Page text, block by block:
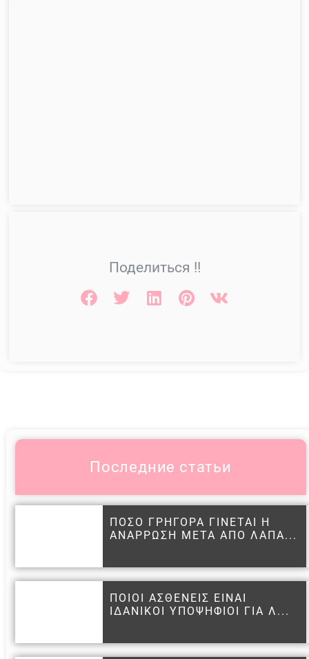
Поделиться !!
Последние статьи
ΠΟΣΟ ΓΡΗΓΟΡΑ ΓΙΝΕΤΑΙ Η
ΑΝΑΡΡΩΣΗ ΜΕΤΑ ΑΠΟ ΛΑΠΑ...
ΠΟΙΟΙ ΑΣΘΕΝΕΙΣ ΕΙΝΑΙ
ΙΔΑΝΙΚΟΙ ΥΠΟΨΗΦΙΟΙ ΓΙΑ Λ...